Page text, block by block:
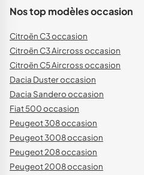
Nos top modèles occasion
Citroën C3 occasion
Citroën C3 Aircross occasion
Citroën C5 Aircross occasion
Dacia Duster occasion
Dacia Sandero occasion
Fiat 500 occasion
Peugeot 308 occasion
Peugeot 3008 occasion
Peugeot 208 occasion
Peugeot 2008 occasion